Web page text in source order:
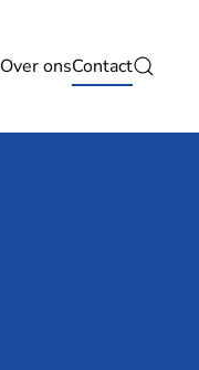
Over onsContact